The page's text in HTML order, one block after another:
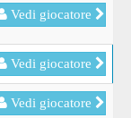
Vedi giocatore
Vedi giocatore
Vedi giocatore